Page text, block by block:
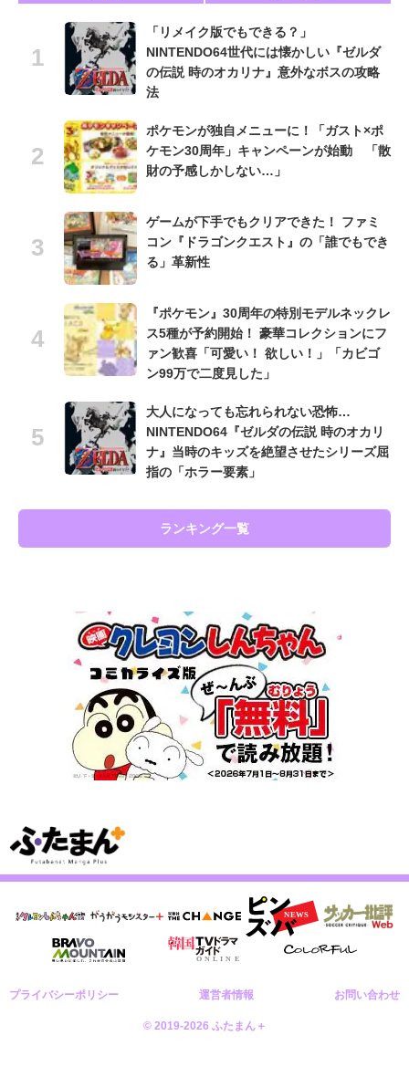
「リメイク版でもできる？」
NINTENDO64世代には懐かしい『ゼルダ
の伝説 時のオカリナ』意外なボスの攻略
法
ポケモンが独自メニューに！「ガスト×ポ
ケモン30周年」キャンペーンが始動 「散
財の予感しかしない…」
ゲームが下手でもクリアできた！ ファミ
コン『ドラゴンクエスト』の「誰でもでき
る」革新性
『ポケモン』30周年の特別モデルネックレ
ス5種が予約開始！ 豪華コレクションにフ
ァン歓喜「可愛い！ 欲しい！」「カビゴ
ン99万で二度見した」
大人になっても忘れられない恐怖…
NINTENDO64『ゼルダの伝説 時のオカリ
ナ』当時のキッズを絶望させたシリーズ屈
指の「ホラー要素」
ランキング一覧
プライバシーポリシー 運営者情報 お問い合わせ
© 2019-2026 ふたまん＋